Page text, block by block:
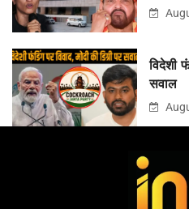
विदेशी
सवाल